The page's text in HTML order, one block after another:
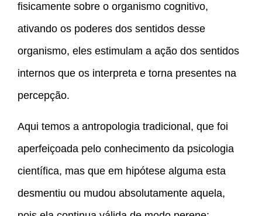
fisicamente sobre o organismo cognitivo,
ativando os poderes dos sentidos desse
organismo, eles estimulam a ação dos sentidos
internos que os interpreta e torna presentes na
percepção.
Aqui temos a antropologia tradicional, que foi
aperfeiçoada pelo conhecimento da psicologia
científica, mas que em hipótese alguma esta
desmentiu ou mudou absolutamente aquela,